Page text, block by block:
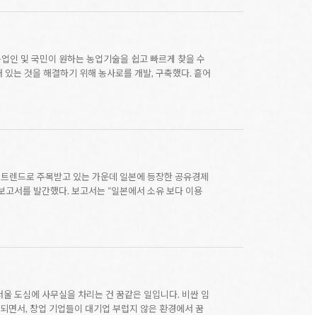
및 국민이 원하는 농업기술을 쉽고 빠르게 찾을 수
는 것을 해결하기 위해 농사로를 개발, 구축했다. 흩어
드로 주목받고 있는 가운데 일본에 등장한 공유경제
서를 발간했다. 보고서는 “일본에서 소유 보다 이용
심에 사무실을 차리는 건 꿈같은 일입니다. 비싼 임
면서, 창업 기업들이 대기업 부럽지 않은 환경에서 꿈